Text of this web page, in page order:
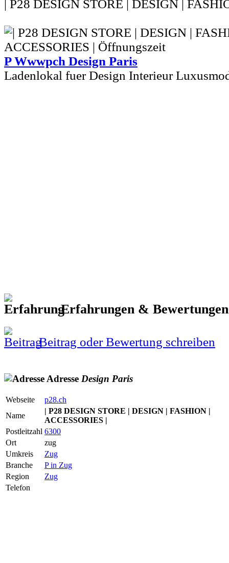
| P28 DESIGN STORE | DESIGN |
P Wwwpch Design Paris
Ladenlokal fuer Design Interieur
Erfahrungen &
Beitrag oder Bewertung schreiben
Adresse Design Paris
Webseite
p28.ch
Name
| P28 DESIGN STORE | DESIGN | FASHION |
ACCESSORIES |
Postleitzahl 6300
Ort
zug
Umkreis
Zug
Branche
P in Zug
Region
Zug
Telefon